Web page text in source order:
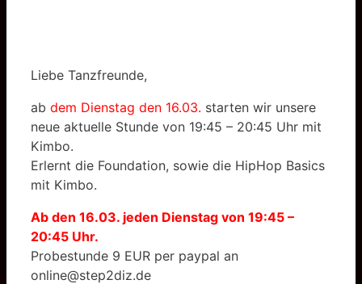
Liebe Tanzfreunde,
ab dem Dienstag den 16.03. starten wir unsere
neue aktuelle Stunde von 19:45 – 20:45 Uhr mit
Kimbo.
Erlernt die Foundation, sowie die HipHop Basics
mit Kimbo.
Ab den 16.03. jeden Dienstag von 19:45 –
20:45 Uhr.
Probestunde 9 EUR per paypal an
online@step2diz.de